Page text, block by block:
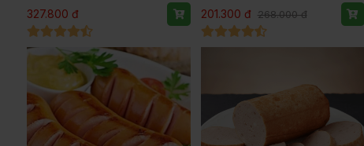
327.800 đ 201.300 đ 268.000 đ